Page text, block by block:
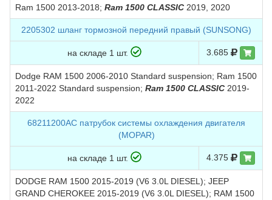
Ram 1500 2013-2018; Ram 1500 CLASSIC 2019, 2020
2205302 шланг тормозной передний правый (SUNSONG)
на складе 1 шт. 3.685
Dodge RAM 1500 2006-2010 Standard suspension; Ram 1500
2011-2022 Standard suspension; Ram 1500 CLASSIC 2019-
2022
68211200AC патрубок системы охлаждения двигателя
(MOPAR)
на складе 1 шт. 4.375
DODGE RAM 1500 2015-2019 (V6 3.0L DIESEL); JEEP
GRAND CHEROKEE 2015-2019 (V6 3.0L DIESEL); RAM 1500